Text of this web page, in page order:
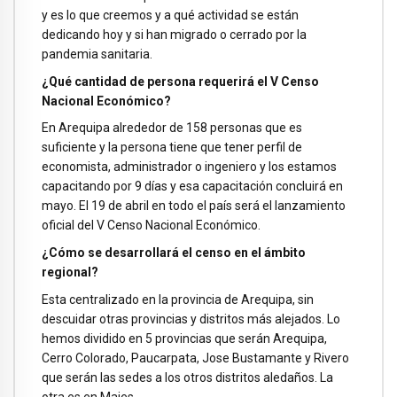
y es lo que creemos y a qué actividad se están
dedicando hoy y si han migrado o cerrado por la
pandemia sanitaria.
¿Qué cantidad de persona requerirá el V Censo
Nacional Económico?
En Arequipa alrededor de 158 personas que es
suficiente y la persona tiene que tener perfil de
economista, administrador o ingeniero y los estamos
capacitando por 9 días y esa capacitación concluirá en
mayo. El 19 de abril en todo el país será el lanzamiento
oficial del V Censo Nacional Económico.
¿Cómo se desarrollará el censo en el ámbito
regional?
Esta centralizado en la provincia de Arequipa, sin
descuidar otras provincias y distritos más alejados. Lo
hemos dividido en 5 provincias que serán Arequipa,
Cerro Colorado, Paucarpata, Jose Bustamante y Rivero
que serán las sedes a los otros distritos aledaños. La